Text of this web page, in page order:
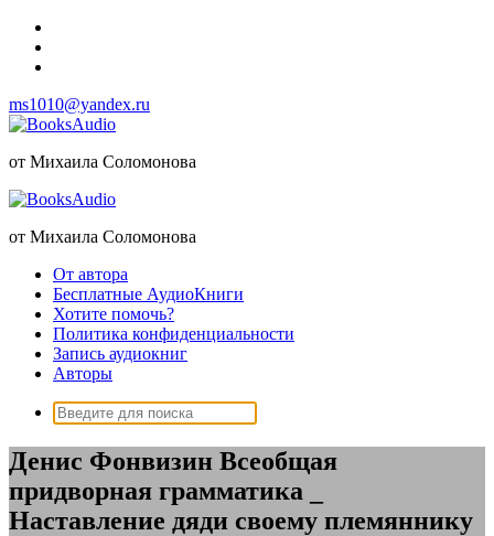
Перейти
содержимому
ms1010@yandex.ru
от Михаила Соломонова
от Михаила Соломонова
От автора
Бесплатные АудиоКниги
Хотите помочь?
Политика конфиденциальности
Запись аудиокниг
Авторы
Поиск:
Денис Фонвизин Всеобщая
придворная грамматика _
Наставление дяди своему племяннику